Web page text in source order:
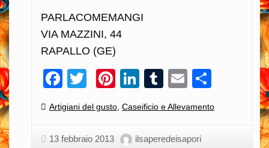
PARLACOMEMANGI
VIA MAZZINI, 44
RAPALLO (GE)
Facebook
TwitterPinterest
LinkedIn
Tumblr
Email
Categories:
Artigiani del gusto, Caseificio e Allevamento
13 febbraio 2013 ilsaperedeisapori